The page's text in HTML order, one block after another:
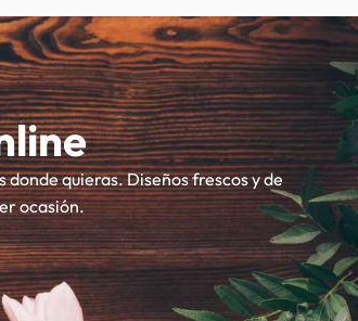
quieras. Diseños frescos y de
ocasión.